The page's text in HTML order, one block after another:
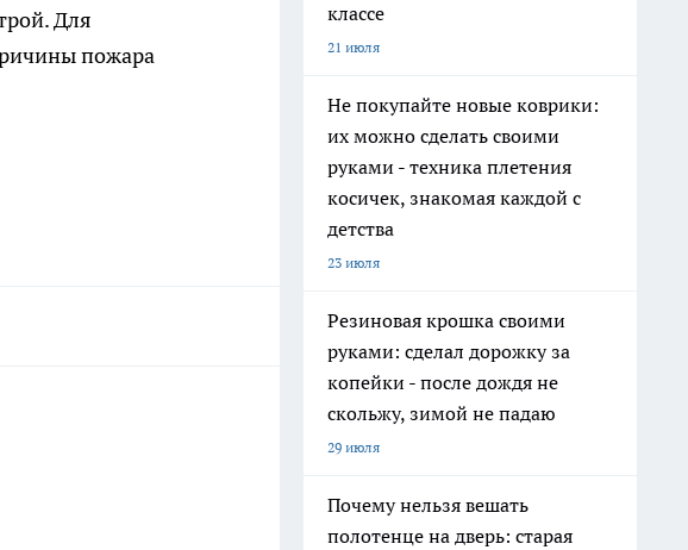
Для
пожара
классе
21 июля
Не покупайте новые коврики:
их можно сделать своими
руками - техника плетения
косичек, знакомая каждой с
детства
23 июля
Резиновая крошка своими
руками: сделал дорожку за
копейки - после дождя не
скольжу, зимой не падаю
29 июля
Почему нельзя вешать
полотенце на дверь: старая